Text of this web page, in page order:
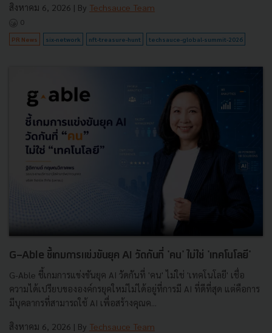
สิงหาคม 6, 2026 | By Techsauce Team
0
PR News six-network nft-treasure-hunt techsauce-global-summit-2026
G-Able ชี้เกมการแข่งขันยุค AI วัดกันที่ 'คน' ไม่ใช่ 'เทคโนโลยี'
G-Able ชี้เกมการแข่งขันยุค AI วัดกันที่ 'คน' ไม่ใช่ 'เทคโนโลยี' เชื่อ
ความได้เปรียบขององค์กรยุคใหม่ไม่ได้อยู่ที่การมี AI ที่ดีที่สุด แต่คือการ
มีบุคลากรที่สามารถใช้ AI เพื่อสร้างคุณค...
สิงหาคม 6, 2026 | By Techsauce Team